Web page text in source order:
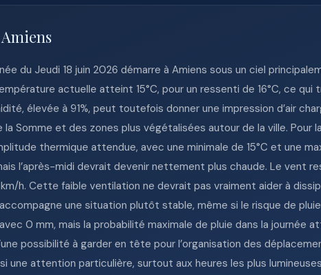
du Jeudi 18 juin 2026 démarre à Amiens sous un ciel
actuelle atteint 15°C, pour un ressenti de 16°C, ce
élevée à 91%, peut toutefois donner une impression d’air
Somme et des zones plus végétalisées autour de la ville. Pour
thermique attendue, avec une minimale de 15°C et une
l’après-midi devrait devenir nettement plus chaude. Le vent
h. Cette faible ventilation ne devrait pas vraiment aider à
une situation plutôt stable, même si le risque de
0 mm, mais la probabilité maximale de pluie dans la journée
possibilité à garder en tête pour l’organisation des
une attention particulière, surtout aux heures les plus